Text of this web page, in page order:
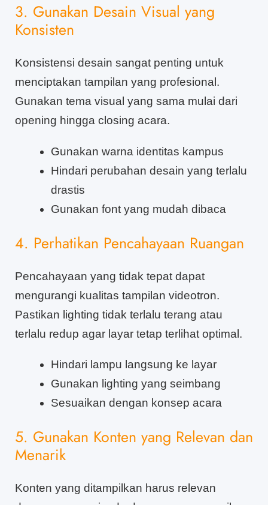
3. Gunakan Desain Visual yang
Konsisten
Konsistensi desain sangat penting untuk
menciptakan tampilan yang profesional.
Gunakan tema visual yang sama mulai dari
opening hingga closing acara.
Gunakan warna identitas kampus
Hindari perubahan desain yang terlalu
drastis
Gunakan font yang mudah dibaca
4. Perhatikan Pencahayaan Ruangan
Pencahayaan yang tidak tepat dapat
mengurangi kualitas tampilan videotron.
Pastikan lighting tidak terlalu terang atau
terlalu redup agar layar tetap terlihat optimal.
Hindari lampu langsung ke layar
Gunakan lighting yang seimbang
Sesuaikan dengan konsep acara
5. Gunakan Konten yang Relevan dan
Menarik
Konten yang ditampilkan harus relevan